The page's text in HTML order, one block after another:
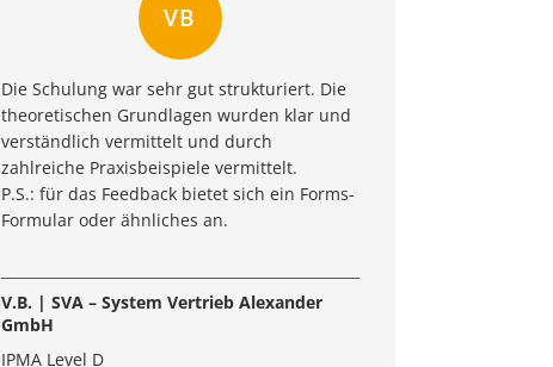
VB
Die Schulung war sehr gut strukturiert. Die
theoretischen Grundlagen wurden klar und
verständlich vermittelt und durch
zahlreiche Praxisbeispiele vermittelt.
P.S.: für das Feedback bietet sich ein Forms-
Formular oder ähnliches an.
V.B. | SVA – System Vertrieb Alexander
GmbH
IPMA Level D